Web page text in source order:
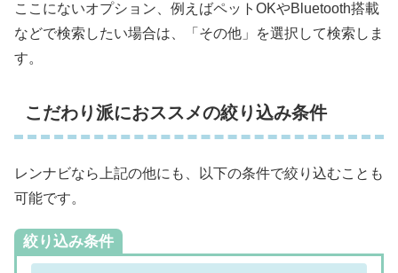
ここにないオプション、例えばペットOKやBluetooth搭載
などで検索したい場合は、「その他」を選択して検索しま
す。
こだわり派におススメの絞り込み条件
レンナビなら上記の他にも、以下の条件で絞り込むことも
可能です。
絞り込み条件